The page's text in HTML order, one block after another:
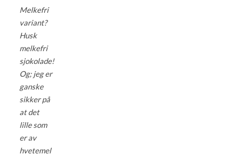
Melkefri
variant?
Husk
melkefri
sjokolade!
Og; jeg er
ganske
sikker på
at det
lille som
er av
hvetemel